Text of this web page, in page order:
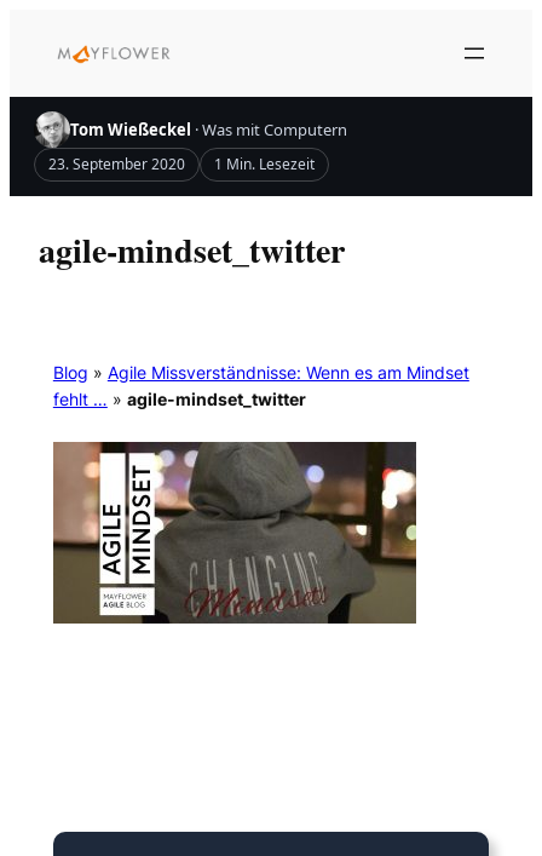
Inhalt
Tom Wießeckel · Was mit Computern
23. September 2020 1 Min. Lesezeit
agile-mindset_twitter
Blog » Agile Missverständnisse: Wenn es am Mindset
fehlt … » agile-mindset_twitter